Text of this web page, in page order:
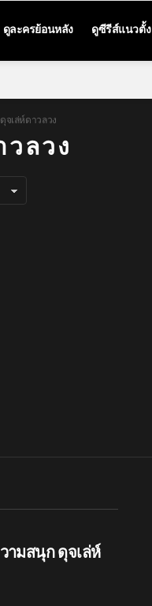
ดูละครย้อนหลัง ดูซีรีส์แนวตั้ง
เล่ห์ดาวลวง
วลวง
ามสนุก ดุจเล่ห์